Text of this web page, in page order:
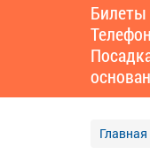
Билеты
Главная